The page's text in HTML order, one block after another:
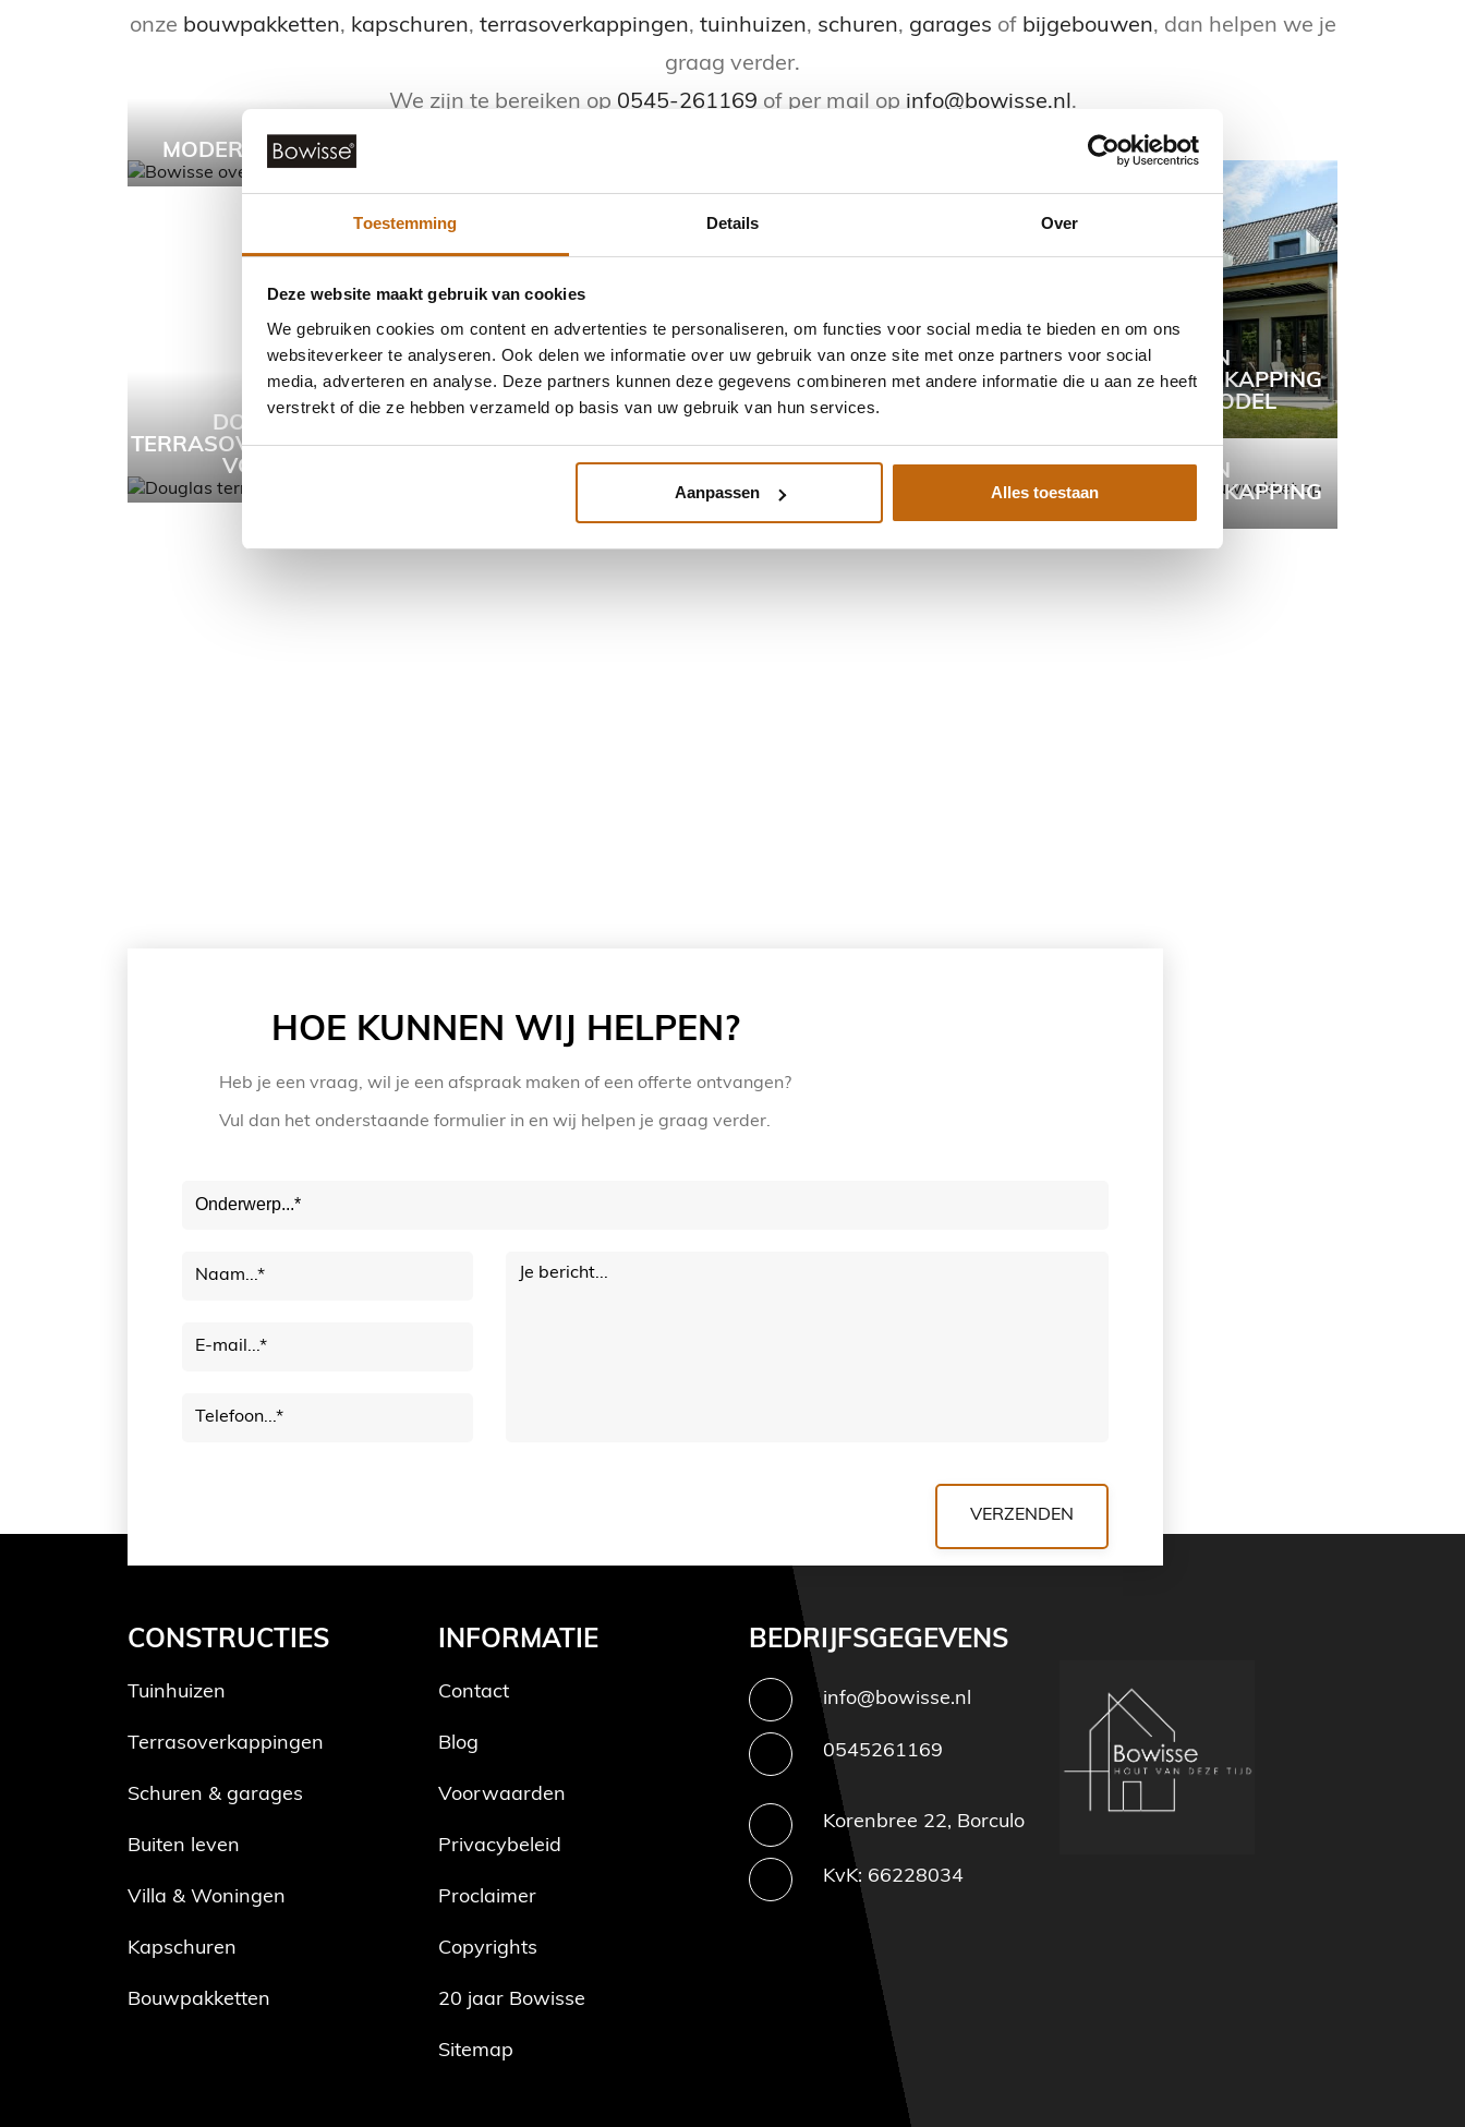
Toestemming Details Over
Deze website maakt gebruik van cookies
We gebruiken cookies om content en advertenties te personaliseren, om functies voor social media te bieden en om ons
websiteverkeer te analyseren. Ook delen we informatie over uw gebruik van onze site met onze partners voor social
media, adverteren en analyse. Deze partners kunnen deze gegevens combineren met andere informatie die u aan ze heeft
verstrekt of die ze hebben verzameld op basis van uw gebruik van hun services.
Aanpassen Alles toestaan
onze bouwpakketten, kapschuren, terrasoverkappingen, tuinhuizen, schuren, garages of bijgebouwen, dan helpen we je
graag verder.
We zijn te bereiken op 0545-261169 of per mail op info@bowisse.nl .
MODERN TUINHUIS
EIKEN
TERRASOVERKAPPING
STRAK MODEL
DOUGLAS
TERRASOVERKAPPING L-
VORMIG
TUINHUIS AAN HET
WATER
DOUGLAS
TERRASOVERKAPPING
EIKEN
TERRASOVERKAPPING
HOE KUNNEN WIJ HELPEN?
Heb je een vraag, wil je een afspraak maken of een offerte ontvangen?
Vul dan het onderstaande formulier in en wij helpen je graag verder.
CONSTRUCTIES
Tuinhuizen
Terrasoverkappingen
Schuren & garages
Buiten leven
Villa & Woningen
Kapschuren
Bouwpakketten
INFORMATIE
Contact
Blog
Voorwaarden
Privacybeleid
Proclaimer
Copyrights
20 jaar Bowisse
Sitemap
BEDRIJFSGEGEVENS
info@bowisse.nl
0545261169
Korenbree 22, Borculo
KvK: 66228034